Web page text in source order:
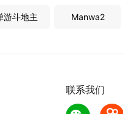
游斗地主 Manwa2
联系我们